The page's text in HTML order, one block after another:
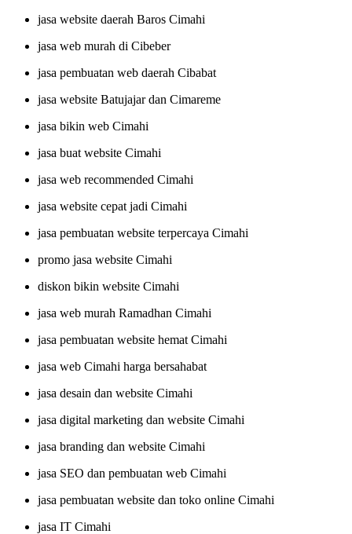
jasa website daerah Baros Cimahi
jasa web murah di Cibeber
jasa pembuatan web daerah Cibabat
jasa website Batujajar dan Cimareme
jasa bikin web Cimahi
jasa buat website Cimahi
jasa web recommended Cimahi
jasa website cepat jadi Cimahi
jasa pembuatan website terpercaya Cimahi
promo jasa website Cimahi
diskon bikin website Cimahi
jasa web murah Ramadhan Cimahi
jasa pembuatan website hemat Cimahi
jasa web Cimahi harga bersahabat
jasa desain dan website Cimahi
jasa digital marketing dan website Cimahi
jasa branding dan website Cimahi
jasa SEO dan pembuatan web Cimahi
jasa pembuatan website dan toko online Cimahi
jasa IT Cimahi